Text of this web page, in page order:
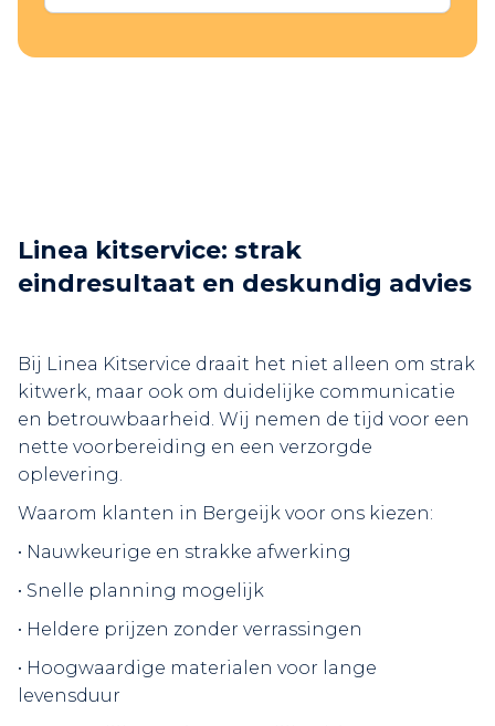
Linea kitservice: strak
eindresultaat en deskundig advies
Bij Linea Kitservice draait het niet alleen om strak
kitwerk, maar ook om duidelijke communicatie
en betrouwbaarheid. Wij nemen de tijd voor een
nette voorbereiding en een verzorgde
oplevering.
Waarom klanten in Bergeijk voor ons kiezen:
• Nauwkeurige en strakke afwerking
• Snelle planning mogelijk
• Heldere prijzen zonder verrassingen
• Hoogwaardige materialen voor lange
levensduur